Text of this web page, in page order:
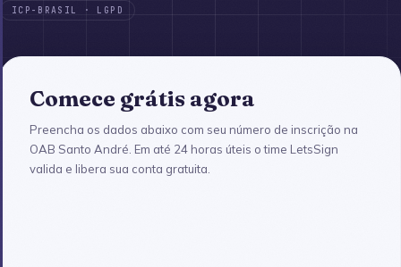
ICP-BRASIL · LGPD
Comece grátis agora
Preencha os dados abaixo com seu número de inscrição na
OAB Santo André. Em até 24 horas úteis o time LetsSign
valida e libera sua conta gratuita.